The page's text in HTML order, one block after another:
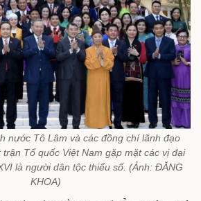
nước Tô Lâm và các đồng chí lãnh đạo
Tổ quốc Việt Nam gặp mặt các vị đại
là người dân tộc thiểu số. (Ảnh: ĐĂNG
KHOA)